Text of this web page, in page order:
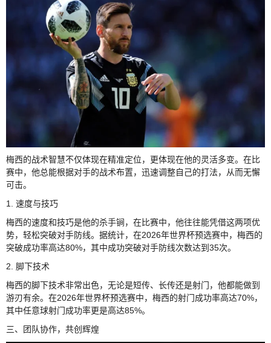
梅西的战术智慧不仅体现在精准定位，更体现在他的灵活多变。在比
赛中，他总能根据对手的战术布置，迅速调整自己的打法，从而无懈
可击。
1. 速度与技巧
梅西的速度和技巧是他的杀手锏，在比赛中，他往往能凭借这两项优
势，轻松突破对手防线。据统计，在2026年世界杯预选赛中，梅西的
突破成功率高达80%，其中成功突破对手防线次数达到35次。
2. 脚下技术
梅西的脚下技术非常出色，无论是短传、长传还是射门，他都能做到
游刃有余。在2026年世界杯预选赛中，梅西的射门成功率高达70%，
其中任意球射门成功率更是高达85%。
三、团队协作，共创辉煌